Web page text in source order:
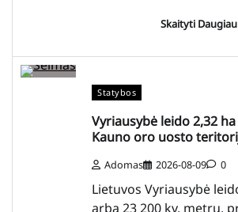
Skaityti Daugiau
Statybos
Vyriausybė leido 2,32
Kauno oro uosto
Adomas 2026-08-09 0
Lietuvos Vyriausybė
arba 23 200 kv. metrų,